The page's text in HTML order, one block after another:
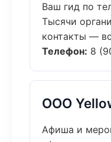
Ваш гид по
Тысячи
контакты —
Телефон: 8
ООО
Афиша и